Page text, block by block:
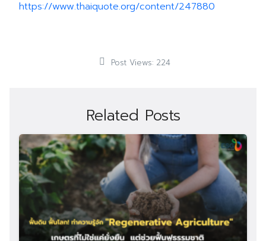
Search
https://www.thaiquote.org/content/247880
Post Views: 224
Related Posts